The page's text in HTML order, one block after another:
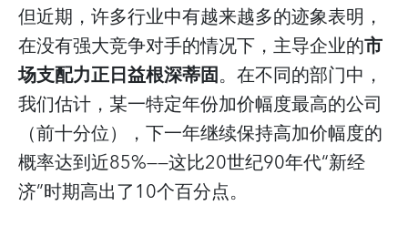
但近期，许多行业中有越来越多的迹象表明，
在没有强大竞争对手的情况下，主导企业的市
场支配力正日益根深蒂固。在不同的部门中，
我们估计，某一特定年份加价幅度最高的公司
（前十分位），下一年继续保持高加价幅度的
概率达到近85%——这比20世纪90年代“新经
济”时期高出了10个百分点。